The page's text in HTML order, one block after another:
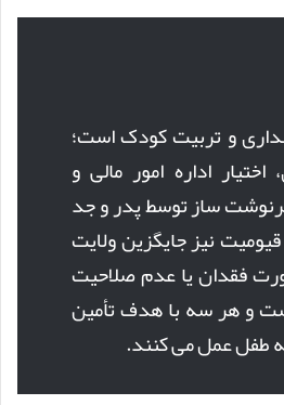
و تربیت کودک است؛
اداره امور مالی و
ساز توسط پدر و جد
نیز جایگزین ولایت
فقدان یا عدم صلاحیت
و هر سه با هدف تأمین
طفل عمل می کنند.